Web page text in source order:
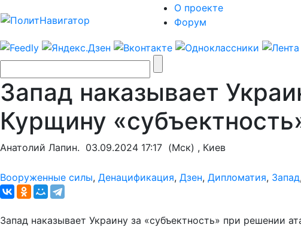
О проекте
Форум
Запад наказывает
Курщину
Анатолий Лапин. 03.09.2024 17:17 (Мск) , Киев
Вооруженные силы, Денацификация, Дзен, Дипломатия, Запад,
Запад наказывает Украину за «субъектность» при решении